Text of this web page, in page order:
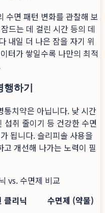
수면 패턴 변화를 관찰해 보
드는 데 걸린 시간 등의 데
내일 더 나은 잠을 자기 위
터가 쌓일수록 나만의 최적
행하기
통치약은 아닙니다. 낮 시간
섭취 줄이기 등 건강한 수면
됩니다. 슬리피솔 사용을
개선해 나가는 노력이 필
vs. 수면제 비교
클리닉
수면제 (약물)